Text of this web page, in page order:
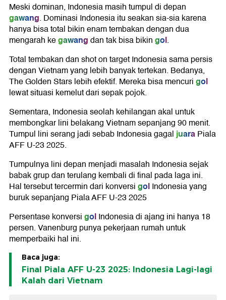
Meski dominan, Indonesia masih tumpul di depan
gawang. Dominasi Indonesia itu seakan sia-sia karena
hanya bisa total bikin enam tembakan dengan dua
mengarah kegawangdan tak bisa bikingol.
Total tembakan dan shot on target Indonesia sama persis
dengan Vietnam yang lebih banyak tertekan. Bedanya,
The Golden Stars lebih efektif. Mereka bisa mencurigol
lewat situasi kemelut dari sepak pojok.
Sementara, Indonesia seolah kehilangan akal untuk
membongkar lini belakang Vietnam sepanjang 90 menit.
Tumpul lini serang jadi sebab Indonesia gagaljuaraPiala
AFF U-23 2025.
Tumpulnya lini depan menjadi masalah Indonesia sejak
babak grup dan terulang kembali di final pada laga ini.
Hal tersebut tercermin dari konversigolIndonesia yang
buruk sepanjang Piala AFF U-23 2025
Persentase konversigolIndonesia di ajang ini hanya 18
persen. Vanenburg punya pekerjaan rumah untuk
memperbaiki hal ini.
Baca juga:
Final Piala AFF U-23 2025: Indonesia Lagi-lagi
Kalah dari Vietnam